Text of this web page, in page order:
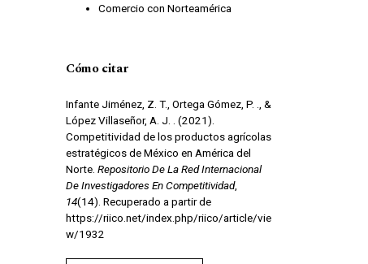
Comercio con Norteamérica
Cómo citar
Infante Jiménez, Z. T., Ortega Gómez, P. ., &
López Villaseñor, A. J. . (2021).
Competitividad de los productos agrícolas
estratégicos de México en América del
Norte. Repositorio De La Red Internacional
De Investigadores En Competitividad,
14(14). Recuperado a partir de
https://riico.net/index.php/riico/article/vie
w/1932